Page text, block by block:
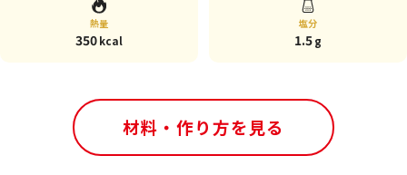
熱量
350kcal
塩分
1.5g
材料・作り方を見る